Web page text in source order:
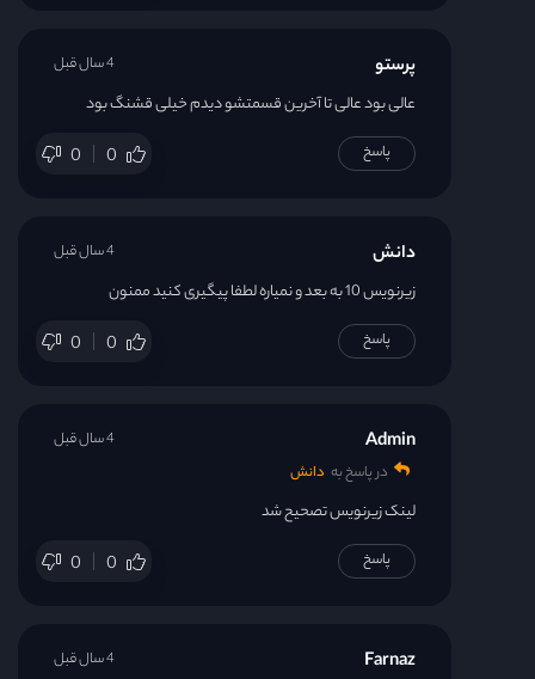
پرستو
عالی بود عالی تا آخرین قسمتشو دیدم خیلی قشنگ بود
0 0
4 سال قبل
پاسخ
دانش
زیرنویس 10 به بعد و نمیاره لطفا پیگیری کنید ممنون
0 0
4 سال قبل
پاسخ
Admin
در پاسخ به دانش
لینک زیرنویس تصحیح شد
0 0
4 سال قبل
پاسخ
Farnaz 4 سال قبل